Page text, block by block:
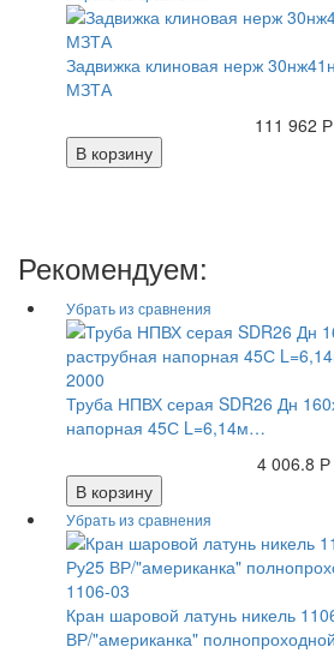
Задвижка клиновая нерж
МЗТА
111 962 Р
В корзину
Рекомендуем:
Труба НПВХ серая SDR26 Дн
напорная 45С L=6,14м…
4 006.8 Р
В корзину
Кран шаровой латунь никель
ВР/"американка"